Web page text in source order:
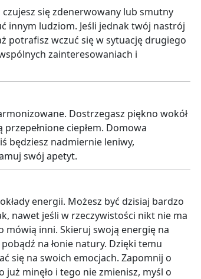
się zdenerwowany lub smutny
innym ludziom. Jeśli jednak twój nastrój
potrafisz wczuć się w sytuację drugiego
zainteresowaniach i
Dostrzegasz piękno wokół
ciepłem. Domowa
będziesz nadmiernie leniwy,
swój apetyt.
energii. Możesz być dzisiaj bardzo
nawet jeśli w rzeczywistości nikt nie ma
mówią inni. Skieruj swoją energię na
na łonie natury. Dzięki temu
się na swoich emocjach. Zapomnij o
już minęło i tego nie zmienisz, myśl o